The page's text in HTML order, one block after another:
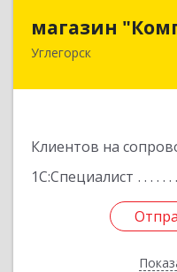
магазин
Углегорск
Клиентов на
1С:Специалист
694920,